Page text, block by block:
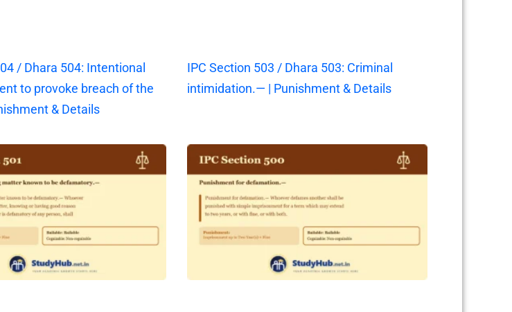
/ Dhara 504: Intentional
to provoke breach of the
& Details
IPC Section 503 / Dhara 503: Criminal
intimidation.— | Punishment & Details